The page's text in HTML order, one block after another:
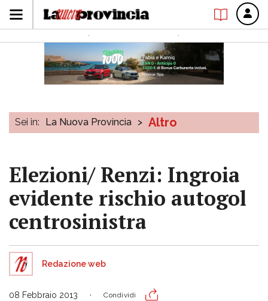
Sei in: La Nuova Provincia > Altro
Elezioni/ Renzi: Ingroia
evidente rischio autogol
centrosinistra
Redazione web
08 Febbraio 2013 Condividi